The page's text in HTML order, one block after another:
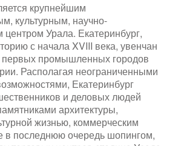
крупнейшим
культурным, научно-
Урала. Екатеринбург,
с начала XVIII века, увенчан
первых промышленных городов
Располагая неограниченными
Екатеринбург
и деловых людей
архитектуры,
жизнью, коммерческим
в последнюю очередь шопингом,